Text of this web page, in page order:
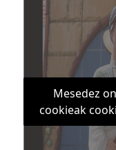
Mesedez
cookieak